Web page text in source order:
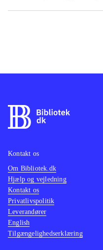
Kontakt os
Om Bibliotek.dk
Hjælp og vejledning
Kontakt os
Privatlivspolitik
Leverandører
English
Tilgængelighedserklæring